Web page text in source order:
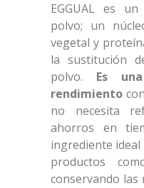
EGGUAL es
polvo; un
vegetal y
la sustitución
polvo. Es
rendimiento
no necesita
ahorros en
ingrediente
productos
conservando las